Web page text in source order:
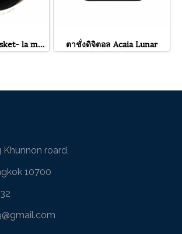
ซีลยาง Group Gasket- la marzocco (โอริง) ตาชั่งดิจิตอล Acaia Lunar
roard,
10700